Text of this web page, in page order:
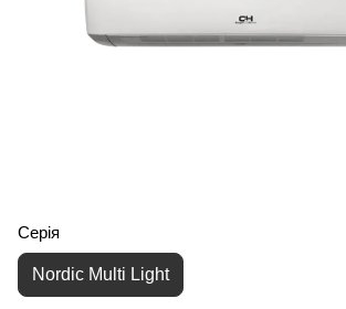
Серія
Nordic Multi Light